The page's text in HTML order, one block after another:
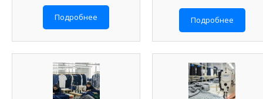
Подробнее Подробнее